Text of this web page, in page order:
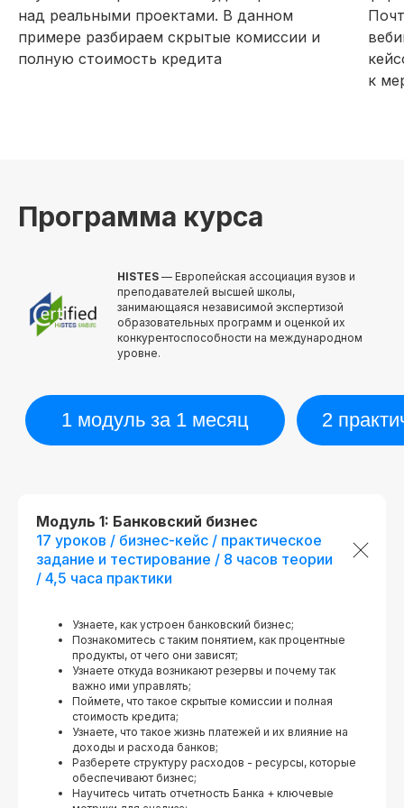
над реальными проектами. В данном
примере разбираем скрытые комиссии и
полную стоимость кредита
к
Программа курса
HISTES — Европейская ассоциация вузов и
преподавателей высшей школы,
занимающаяся независимой экспертизой
образовательных программ и оценкой их
конкурентоспособности на международном
уровне.
Модуль 1: Банковский бизнес
17 уроков / бизнес-кейс / практическое
задание и тестирование / 8 часов теории
/ 4,5 часа практики
Узнаете, как устроен банковский бизнес;
Познакомитесь с таким понятием, как процентные
продукты, от чего они зависят;
Узнаете откуда возникают резервы и почему так
важно ими управлять;
Поймете, что такое скрытые комиссии и полная
стоимость кредита;
Узнаете, что такое жизнь платежей и их влияние на
доходы и расхода банков;
Разберете структуру расходов - ресурсы, которые
обеспечивают бизнес;
Научитесь читать отчетность Банка + ключевые
Получить программу
образовательной деятельности
№ Л035−01 271−78/00177 402
с Европейской Ассоциацией
Histes